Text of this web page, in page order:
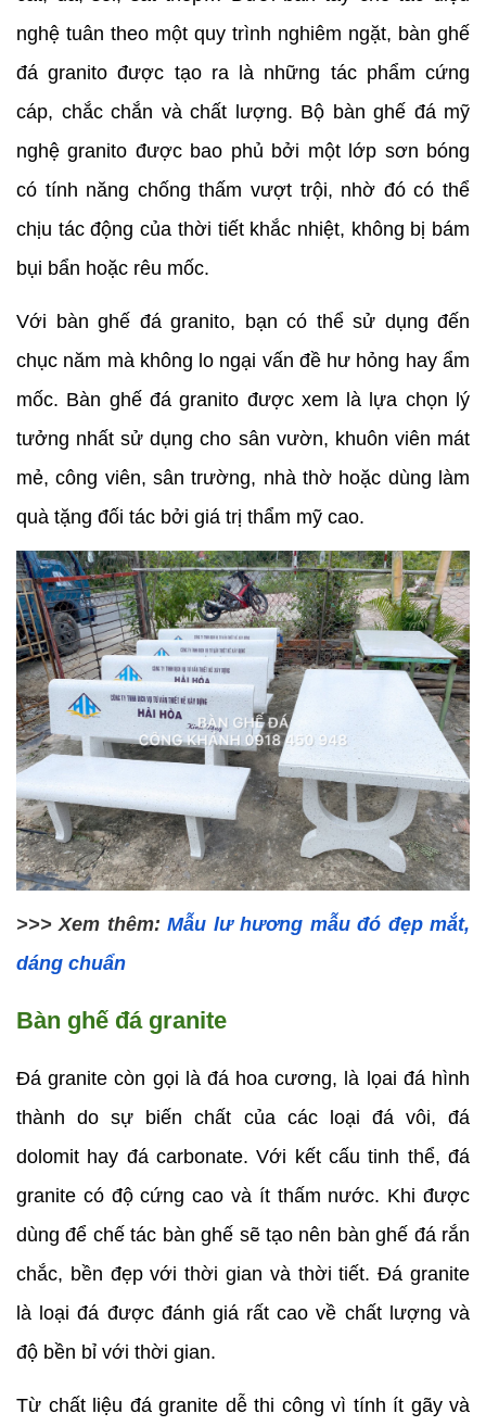
nghệ tuân theo một quy trình nghiêm ngặt, bàn ghế
đá granito được tạo ra là những tác phẩm cứng
cáp, chắc chắn và chất lượng. Bộ bàn ghế đá mỹ
nghệ granito được bao phủ bởi một lớp sơn bóng
có tính năng chống thấm vượt trội, nhờ đó có thể
chịu tác động của thời tiết khắc nhiệt, không bị bám
bụi bẩn hoặc rêu mốc.
Với bàn ghế đá granito, bạn có thể sử dụng đến
chục năm mà không lo ngại vấn đề hư hỏng hay ẩm
mốc. Bàn ghế đá granito được xem là lựa chọn lý
tưởng nhất sử dụng cho sân vườn, khuôn viên mát
mẻ, công viên, sân trường, nhà thờ hoặc dùng làm
quà tặng đối tác bởi giá trị thẩm mỹ cao.
>>> Xem thêm: Mẫu lư hương mẫu đó đẹp mắt,
dáng chuẩn
Bàn ghế đá granite
Đá granite còn gọi là đá hoa cương, là lọai đá hình
thành do sự biến chất của các loại đá vôi, đá
dolomit hay đá carbonate. Với kết cấu tinh thể, đá
granite có độ cứng cao và ít thấm nước. Khi được
dùng để chế tác bàn ghế sẽ tạo nên bàn ghế đá rắn
chắc, bền đẹp với thời gian và thời tiết. Đá granite
là loại đá được đánh giá rất cao về chất lượng và
độ bền bỉ với thời gian.
Từ chất liệu đá granite dễ thi công vì tính ít gãy và